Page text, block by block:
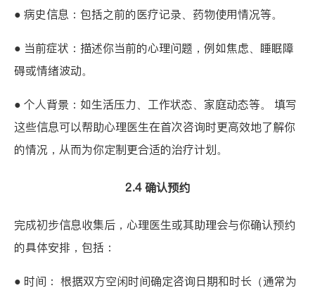
● 病史信息：包括之前的医疗记录、药物使用情况等。
● 当前症状：描述你当前的心理问题，例如焦虑、睡眠障
碍或情绪波动。
● 个人背景：如生活压力、工作状态、家庭动态等。 填写
这些信息可以帮助心理医生在首次咨询时更高效地了解你
的情况，从而为你定制更合适的治疗计划。
2.4 确认预约
完成初步信息收集后，心理医生或其助理会与你确认预约
的具体安排，包括：
● 时间： 根据双方空闲时间确定咨询日期和时长（通常为